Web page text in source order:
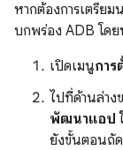
หากต้องการเตรียม
บกพร่อง ADB โด
เปิดเมนูการ
ไปที่ด้านล่าง
พัฒนาแอป
ยังขั้นตอนถั